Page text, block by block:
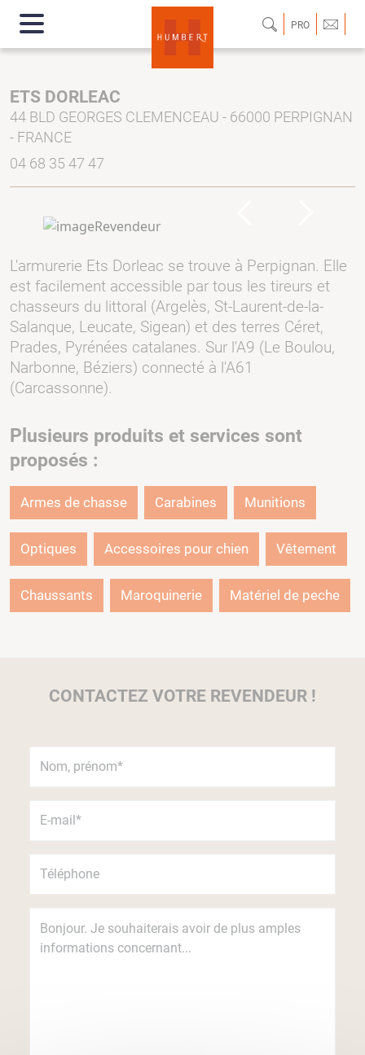
PRO
ETS DORLEAC
44 BLD GEORGES CLEMENCEAU - 66000 PERPIGNAN
- FRANCE
04 68 35 47 47
L'armurerie Ets Dorleac se trouve à Perpignan. Elle
est facilement accessible par tous les tireurs et
chasseurs du littoral (Argelès, St-Laurent-de-la-
Salanque, Leucate, Sigean) et des terres Céret,
Prades, Pyrénées catalanes. Sur l'A9 (Le Boulou,
Narbonne, Béziers) connecté à l'A61
(Carcassonne).
Plusieurs produits et services sont
proposés :
Armes de chasse Carabines Munitions
Optiques Accessoires pour chien Vêtement
Chaussants Maroquinerie Matériel de peche
CONTACTEZ VOTRE REVENDEUR !